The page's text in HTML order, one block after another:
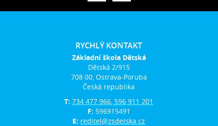
RYCHLÝ KONTAKT
Základní škola Dětská
Dětská 2/915
708 00, Ostrava-Poruba
Česká republika
T:734 477 966, 596 911 201
F: 596915491
E: reditel@zsdetska.cz